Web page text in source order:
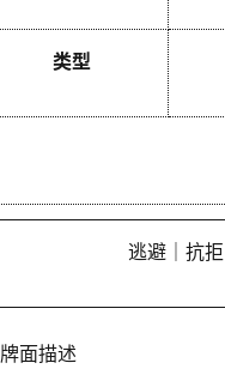
类型
逃避｜抗
牌面描述